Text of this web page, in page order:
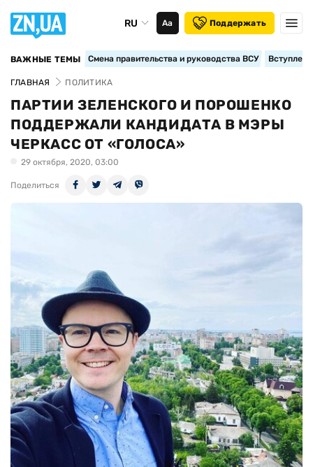
RU Аа Поддержать
ВАЖНЫЕ ТЕМЫ Смена правительства и руководства ВСУ
ГЛАВНАЯ ПОЛИТИКА
ПАРТИИ ЗЕЛЕНСКОГО И ПОРОШЕНКО
ПОДДЕРЖАЛИ КАНДИДАТА В МЭРЫ
ЧЕРКАСС ОТ «ГОЛОСА»
29 октября, 2020, 03:00
Поделиться